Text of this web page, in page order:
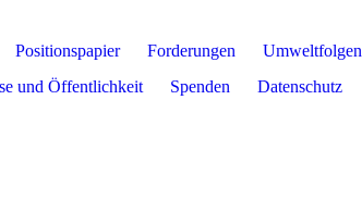
Positionspapier Forderungen Umweltfolgen
und Öffentlichkeit
Spenden Datenschutz